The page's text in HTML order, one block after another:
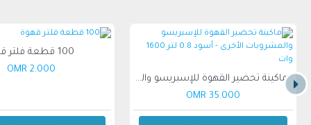
ماكينة تحضير القهوة للإسبريسو والمشروبات الأخرى - أسود 0.8 لتر 1600 وات
35.000 OMR
100 قطعة فلتر قهوة
2.000 OMR